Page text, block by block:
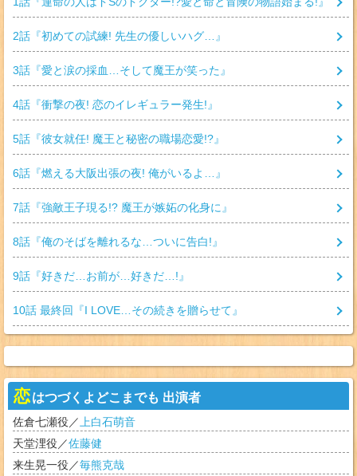
2話『初めての試練! 先生の優しいハグ… 』
3話『愛と涙の採血…そして魔王が笑った 』
4話『衝撃の夜! 恋のイレギュラー発生! 』
5話『彼女就任! 魔王と秘密の職場恋愛!?』
6話『燃える大阪出張の夜! 俺がいるよ… 』
7話『強敵王子現る!? 魔王が嫉妬の化身に 』
8話『俺のそばを離れるな…ついに告白! 』
9話『好きだ…お前が…好きだ…! 』
10話 最終回『I LOVE…その続きを贈らせて 』
恋はつづくよどこまでも 出演者
佐倉七瀬役／ 上白石萌音
天堂浬役／佐藤健
来生晃一役／毎熊克哉